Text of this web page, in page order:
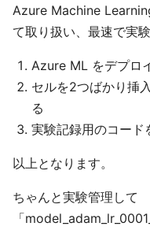
Azure Machine
て取り扱い、最速で実
Azure ML をデプロ
セルを2つばかり挿
る
実験記録用のコード
以上となります。
ちゃんと実験管理して
「